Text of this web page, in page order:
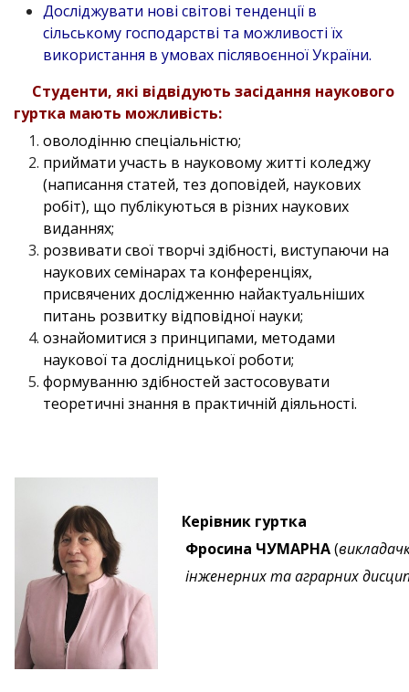
Досліджувати нові світові тенденції в
сільському господарстві та можливості їх
використання в умовах післявоєнної України.
Студенти, які відвідують засідання наукового
гуртка мають можливість:
оволодінню спеціальністю;
приймати участь в науковому житті коледжу
(написання статей, тез доповідей, наукових
робіт), що публікуються в різних наукових
виданнях;
розвивати свої творчі здібності, виступаючи на
наукових семінарах та конференціях,
присвячених дослідженню найактуальніших
питань розвитку відповідної науки;
ознайомитися з принципами, методами
наукової та дослідницької роботи;
формуванню здібностей застосовувати
теоретичні знання в практичній діяльності.
Керівник гуртка
Фросина ЧУМАРНА(
інженернихта аграрних